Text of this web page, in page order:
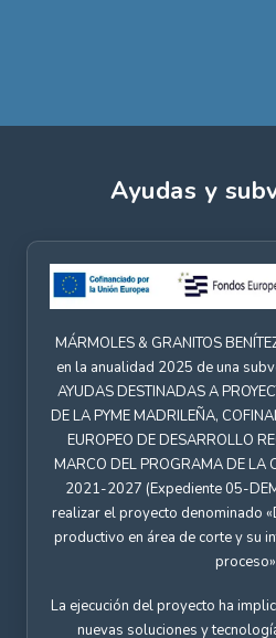
Ayudas y
MÁRMOLES & GRANITOS
en la anualidad 2025 de una
AYUDAS DESTINADAS A
DE LA PYME MADRILEÑA,
EUROPEO DE DESARROLLO
MARCO DEL PROGRAMA DE LA
2021-2027 (Expediente 05-
realizar el proyecto denominado
productivo en área de corte y su
La ejecución del proyecto ha
nuevas soluciones y